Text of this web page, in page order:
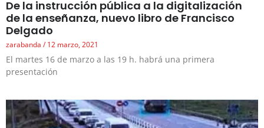
De la instrucción pública a la digitalización
de la enseñanza, nuevo libro de Francisco
Delgado
zarabanda 12 marzo, 2021
El martes 16 de marzo a las 19 h. habrá una primera
presentación